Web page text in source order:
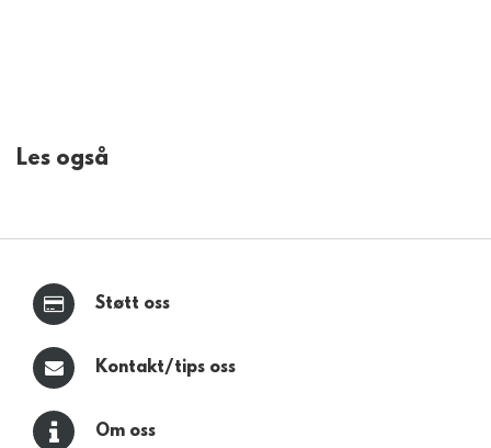
Les også
Støtt oss
Kontakt/tips oss
Om oss